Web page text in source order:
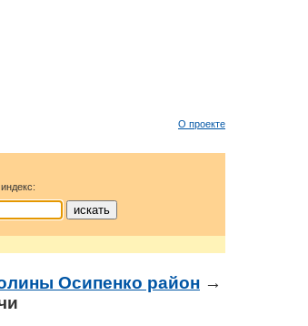
О проекте
Осипенко район →